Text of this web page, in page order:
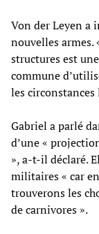
Von der Leyen a
nouvelles armes.
structures est
commune
les circonstances
Gabriel a parlé
d’une «
», a-t-il déclaré.
militaires « car
trouverons les
de carnivores ».